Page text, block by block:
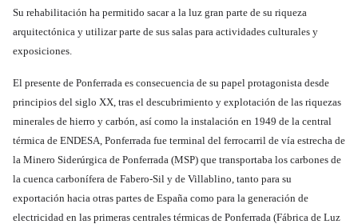
Su rehabilitación ha permitido sacar a la luz gran parte de su riqueza
arquitectónica y utilizar parte de sus salas para actividades culturales y
exposiciones.
El presente de Ponferrada es consecuencia de su papel protagonista desde
principios del siglo XX, tras el descubrimiento y explotación de las riquezas
minerales de hierro y carbón, así como la instalación en 1949 de la central
térmica de ENDESA, Ponferrada fue terminal del ferrocarril de vía estrecha de
la Minero Siderúrgica de Ponferrada (MSP) que transportaba los carbones de
la cuenca carbonífera de Fabero-Sil y de Villablino, tanto para su
exportación hacia otras partes de España como para la generación de
electricidad en las primeras centrales térmicas de Ponferrada (Fábrica de Luz